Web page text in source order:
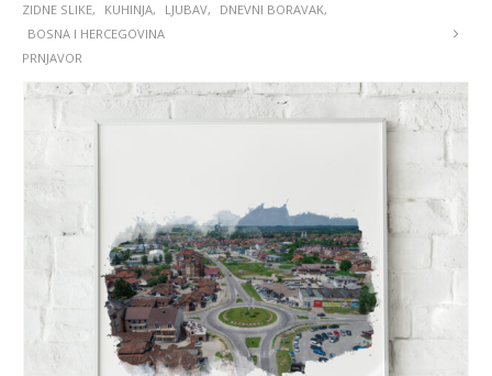
ZIDNE SLIKE, KUHINJA, LJUBAV, DNEVNI BORAVAK,
BOSNA I HERCEGOVINA
PRNJAVOR